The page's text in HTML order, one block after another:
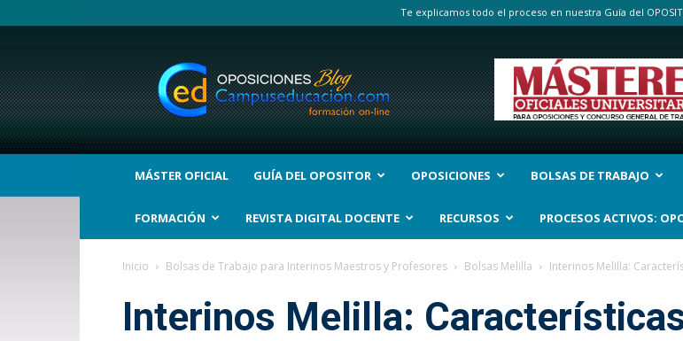
Te explicamos todo el proceso en nuestra Guía del
BLOG
Noticias
Oposiciones
y
bolsas
Trabajo
Interinos.
MÁSTER OFICIAL GUÍA DEL OPOSITOR OPOSICIONES BOLSAS DE TRABAJO
FORMACIÓN REVISTA DIGITAL DOCENTE RECURSOS PROCESOS ACTIVOS:
Inicio Bolsas de Trabajo para Interinos Maestros y Profesores Bolsas Melilla Interinos Melilla:
Interinos Melilla: